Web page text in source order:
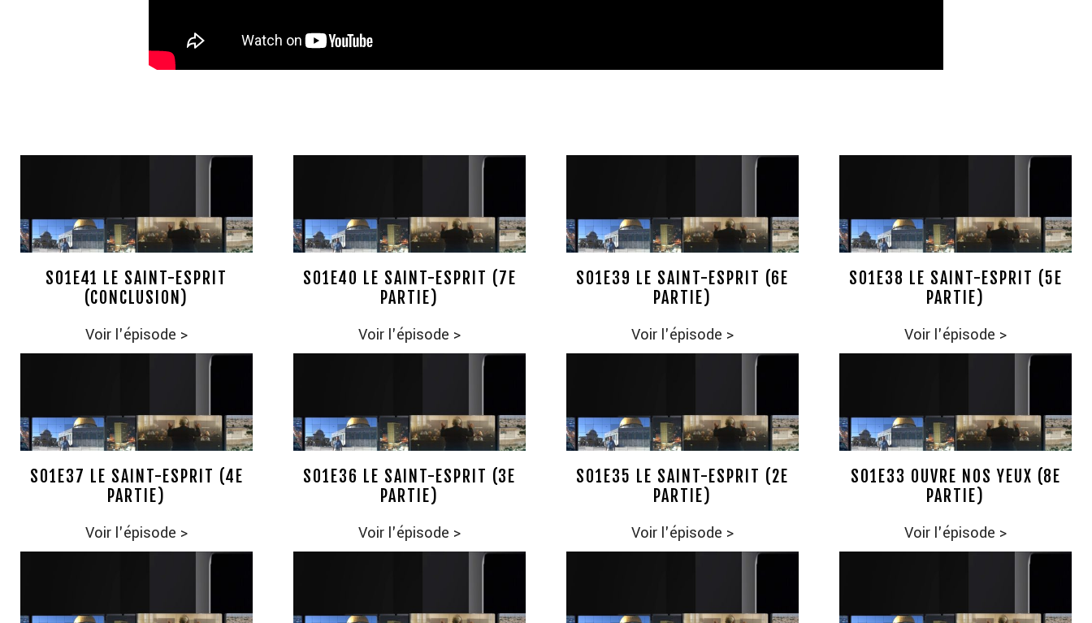
S01E41 LE SAINT-ESPRIT
(CONCLUSION)
Voir l'épisode >
S01E40 LE SAINT-ESPRIT (7E
PARTIE)
Voir l'épisode >
S01E39 LE SAINT-ESPRIT (6E
PARTIE)
Voir l'épisode >
S01E38 LE SAINT-ESPRIT (5E
PARTIE)
Voir l'épisode >
S01E37 LE SAINT-ESPRIT (4E
PARTIE)
Voir l'épisode >
S01E36 LE SAINT-ESPRIT (3E
PARTIE)
Voir l'épisode >
S01E35 LE SAINT-ESPRIT (2E
PARTIE)
Voir l'épisode >
S01E33 OUVRE NOS YEUX (8E
PARTIE)
Voir l'épisode >